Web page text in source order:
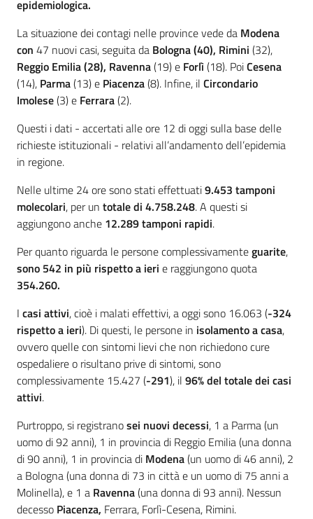
epidemiologica.
La situazione dei contagi nelle province vede da Modena
con 47 nuovi casi, seguita da Bologna(40), Rimini (32),
Reggio Emilia (28), Ravenna(19) e Forlì(18). PoiCesena
(14), Parma(13) e Piacenza(8). Infine, il Circondario
Imolese(3) e Ferrara(2).
Questi i dati - accertati alle ore 12 di oggi sulla base delle
richieste istituzionali - relativi all’andamento dell’epidemia
in regione.
Nelle ultime 24 ore sono stati effettuati9.453 tamponi
molecolari, per un totale di 4.758.248.A questi si
aggiungono anche 12.289 tamponi rapidi.
Per quanto riguarda le persone complessivamenteguarite,
sono 542 in più rispetto a ieri e raggiungono quota
354.260.
I casi attivi, cioè i malati effettivi, a oggi sono 16.063 (-324
rispetto a ieri). Di questi, le persone in isolamento a casa,
ovvero quelle con sintomi lievi che non richiedono cure
ospedaliere o risultano prive di sintomi, sono
complessivamente 15.427 (-291), il 96% del totale dei casi
attivi.
Purtroppo, si registranosei nuovi decessi, 1 a Parma (un
uomo di 92 anni), 1 in provincia di Reggio Emilia (una donna
di 90 anni), 1 in provincia di Modena(un uomo di 46 anni), 2
a Bologna (una donna di 73 in città e un uomo di 75 anni a
Molinella), e 1 a Ravenna(una donna di 93 anni). Nessun
decesso Piacenza, Ferrara, Forlì-Cesena, Rimini.